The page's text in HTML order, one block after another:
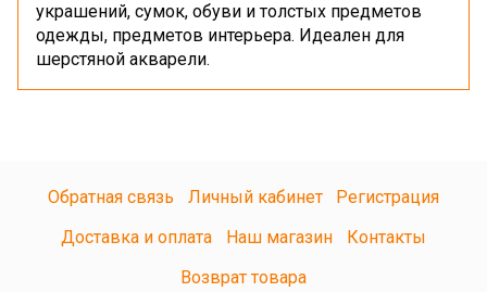
украшений, сумок, обуви и толстых предметов
одежды, предметов интерьера. Идеален для
шерстяной акварели.
Обратная связь Личный кабинет
Регистрация
Доставка и оплата
Наш магазин
Контакты
Возврат товара